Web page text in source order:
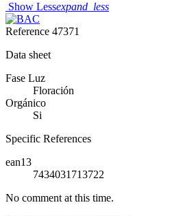
Show Lessexpand_less
Reference 47371
Data sheet
Fase Luz
Floración
Orgánico
Si
Specific References
ean13
7434031713722
No comment at this time.